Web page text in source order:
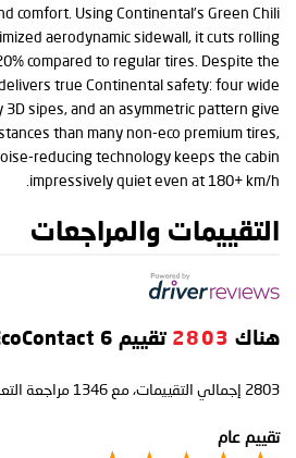
comfort. Using Continental’s Green Chili
aerodynamic sidewall, it cuts rolling
compared to regular tires. Despite the
true Continental safety: four wide
sipes, and an asymmetric pattern give
than many non-eco premium tires,
reducing technology keeps the cabin
impressively quiet even at 180+ km/h.
التقييمات والمراجعات
هناك 2803 تقييم Continental ContiEcoContact 6
2803 إجمالي التقييمات، مع 1346 مراجعة
تقييم عام